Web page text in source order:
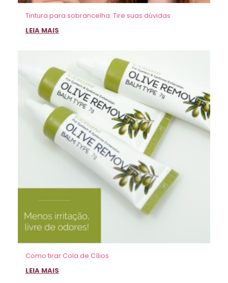
Tintura para sobrancelha: Tire suas dúvidas
LEIA MAIS
Como tirar Cola de Cílios
LEIA MAIS